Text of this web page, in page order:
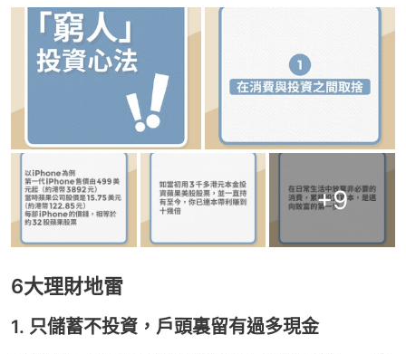
+9
6大理財地雷
1. 只儲蓄不投資，戶頭裏留有過多現金